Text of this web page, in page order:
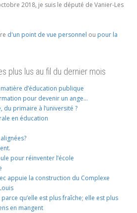
2018, je suis le député de Vanier-Les
d'un point de vue personnel ou pour la
plus lus au fil du dernier mois
d’éducation publique
pour devenir un ange…
du primaire à l’université ?
en éducation
pour réinventer l’école
appuie la construction du Complexe
qu’elle est plus fraîche; elle est plus
en mangent